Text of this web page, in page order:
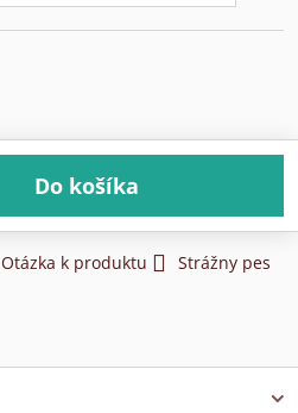
Do košíka
Otázka k produktu
Strážny pes